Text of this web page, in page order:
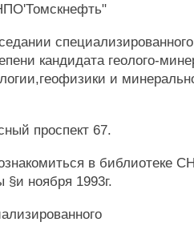
кандидата геолого-
и
проспект 67.
в библиотеке
ноября 1993г.